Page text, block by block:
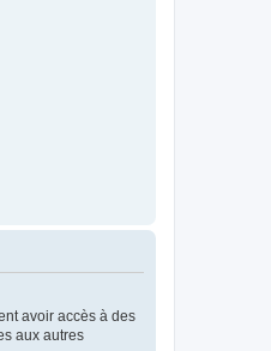
avoir accès à des
aux autres